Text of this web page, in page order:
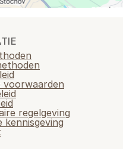
voorwaarden
regelgeving
kennisgeving